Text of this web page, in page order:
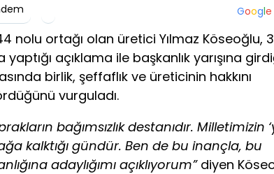
Google
nolu ortağı olan üretici Yılmaz Köseoğlu,
açıklama ile başkanlık yarışına
birlik, şeffaflık ve üreticinin hakkını
vurguladı.
bağımsızlık destanıdır. Milletimizin
kalktığı gündür. Ben de bu inançla, bu
adaylığımı açıklıyorum” diyen